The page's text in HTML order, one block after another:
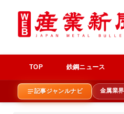
TOP 鉄鋼ニュース
記事ジャンルナビ 金属業